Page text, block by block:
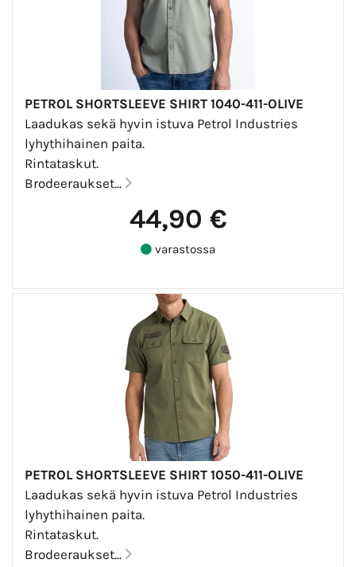
PETROL SHORTSLEEVE SHIRT 1040-411-OLIVE
Laadukas sekä hyvin istuva Petrol Industries
lyhythihainen paita.
Rintataskut.
Brodeeraukset...
44,90 €
varastossa
PETROL SHORTSLEEVE SHIRT 1050-411-OLIVE
Laadukas sekä hyvin istuva Petrol Industries
lyhythihainen paita.
Rintataskut.
Brodeeraukset...